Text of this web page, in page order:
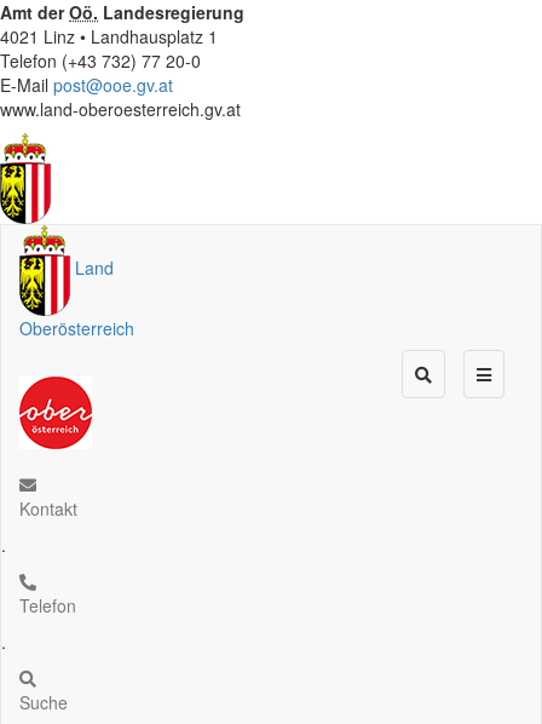
Amt derOö. Landesregierung
4021 Linz • Landhausplatz 1
Telefon (+43 732) 77 20-0
E-Mail post@ooe.gv.at
www.land-oberoesterreich.gv.at
Land
Oberösterreich
Kontakt
.
Telefon
.
Suche